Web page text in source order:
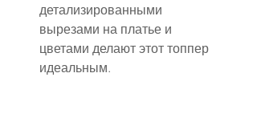
детализированными
вырезами на платье и
цветами делают этот топпер
идеальным.